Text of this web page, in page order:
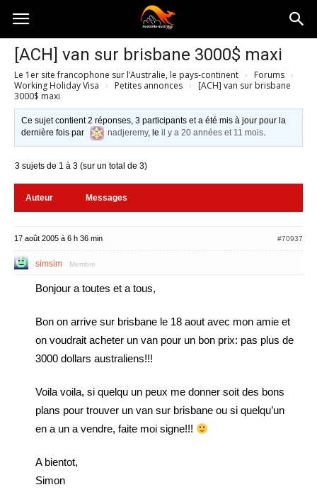
Australia-
australie.com
[ACH] van sur brisbane 3000$ maxi
Le 1er site francophone sur l’Australie, le pays-continent › Forums ›
Working Holiday Visa › Petites annonces ›
[ACH] van sur brisbane
3000$ maxi
Ce sujet contient 2 réponses, 3 participants et a été mis à jour pour la
dernière fois par
nadjeremy, leil y a 20 années et 11 mois.
3 sujets de 1 à 3 (sur un total de 3)
Auteur Messages
17 août 2005 à 6 h 36 min #70937
simsim Membre
Bonjour a toutes et a tous,
Bon on arrive sur brisbane le 18 aout avec mon amie et
on voudrait acheter un van pour un bon prix: pas plus de
3000 dollars australiens!!!
Voila voila, si quelqu un peux me donner soit des bons
plans pour trouver un van sur brisbane ou si quelqu’un
en a un a vendre, faite moi signe!!!
A bientot,
Simon